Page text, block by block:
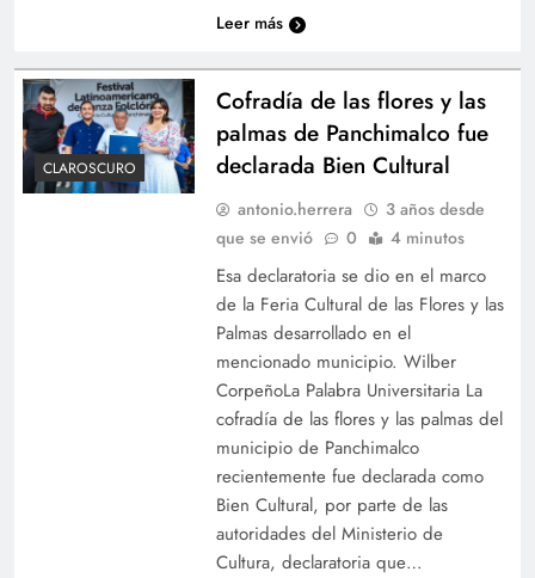
Leer más
CLAROSCURO
Cofradía de las flores y las
palmas de Panchimalco fue
declarada Bien Cultural
antonio.herrera
3 años desde
que se envió
0 4 minutos
Esa declaratoria se dio en el marco
de la Feria Cultural de las Flores y las
Palmas desarrollado en el
mencionado municipio. Wilber
CorpeñoLa Palabra Universitaria La
cofradía de las flores y las palmas del
municipio de Panchimalco
recientemente fue declarada como
Bien Cultural, por parte de las
autoridades del Ministerio de
Cultura, declaratoria que…